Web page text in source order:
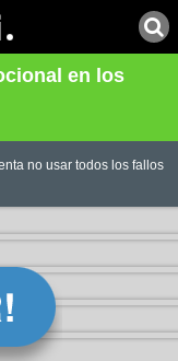
en los
no usar todos los fallos